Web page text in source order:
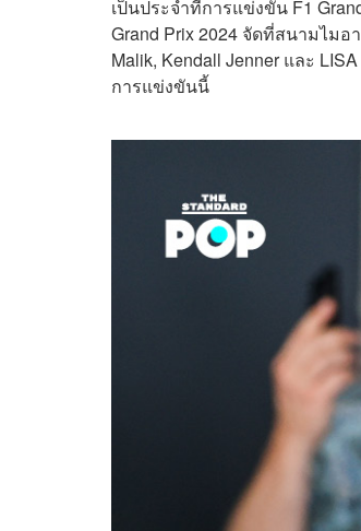
เป็นประจำที่การแข่งขัน F1
Grand Prix 2024 จัดที่สนามไม
Malik, Kendall Jenner และ
การแข่งขันนี้